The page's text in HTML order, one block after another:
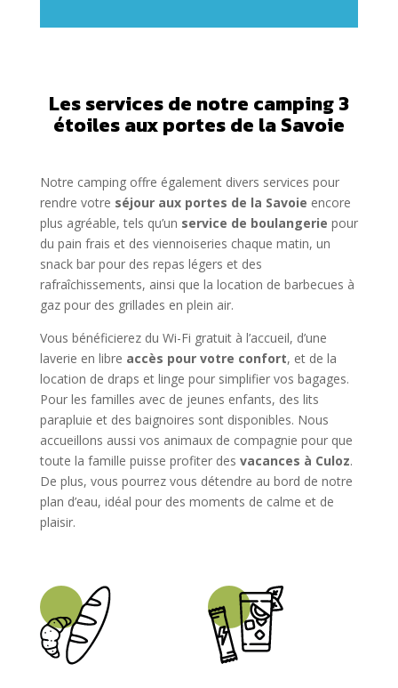
Les services de notre camping 3
étoiles aux portes de la Savoie
Notre camping offre également divers services pour
rendre votre séjour aux portes de la Savoie encore
plus agréable, tels qu’un service de boulangerie pour
du pain frais et des viennoiseries chaque matin, un
snack bar pour des repas légers et des
rafraîchissements, ainsi que la location de barbecues à
gaz pour des grillades en plein air.
Vous bénéficierez du Wi-Fi gratuit à l’accueil, d’une
laverie en libre accès pour votre confort, et de la
location de draps et linge pour simplifier vos bagages.
Pour les familles avec de jeunes enfants, des lits
parapluie et des baignoires sont disponibles. Nous
accueillons aussi vos animaux de compagnie pour que
toute la famille puisse profiter des vacances à Culoz.
De plus, vous pourrez vous détendre au bord de notre
plan d’eau, idéal pour des moments de calme et de
plaisir.